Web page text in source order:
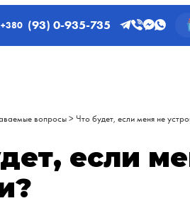
+380 (93) 0-935-735
вопросы >Что будет, если меня не
если